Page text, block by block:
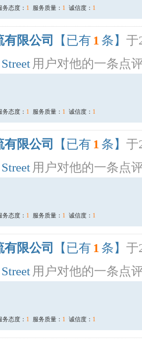
务态度： 1 服务质量： 1 诚信度： 1
限公司 【已有 1 条】 于
用户对他的一条点
务态度： 1 服务质量： 1 诚信度： 1
限公司 【已有 1 条】 于
用户对他的一条点
务态度： 1 服务质量： 1 诚信度： 1
限公司 【已有 1 条】 于
用户对他的一条点
务态度： 1 服务质量： 1 诚信度： 1